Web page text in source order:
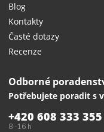
Blog
Kontakty
Časté dotazy
Recenze
Odborné
Potřebujete poradit s
+420 608 333 355
8 -16 h